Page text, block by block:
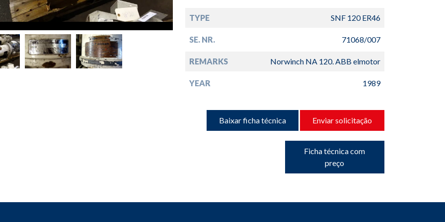
TYPE SNF 120 ER46
SE. NR. 71068/007
REMARKS Norwinch NA 120. ABB elmotor
YEAR 1989
Baixar ficha técnica Enviar solicitação
Ficha técnica com
preço